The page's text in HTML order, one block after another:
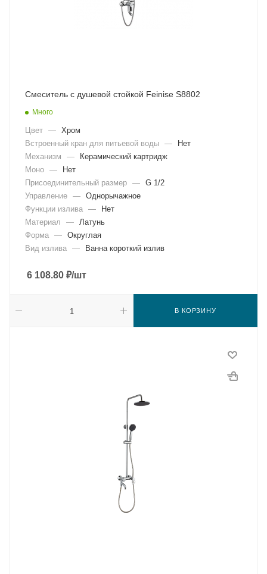
Смеситель с душевой стойкой Feinise S8802
Много
Цвет — Хром
Встроенный кран для питьевой воды —
Нет
Механизм
—
Керамический картридж
Моно —
Нет
Присоединительный размер — G 1/2
Управление — Однорычажное
Функции излива —
Нет
Материал
— Латунь
Форма — Округлая
Вид излива — Ванна короткий излив
6 108.80 ₽/шт
В КОРЗИНУ